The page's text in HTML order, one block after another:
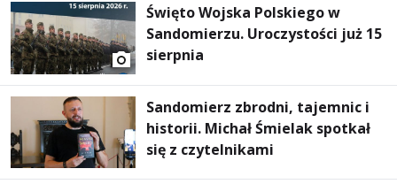
Święto Wojska Polskiego w
Sandomierzu. Uroczystości już 15
sierpnia
Sandomierz zbrodni, tajemnic i
historii. Michał Śmielak spotkał
się z czytelnikami